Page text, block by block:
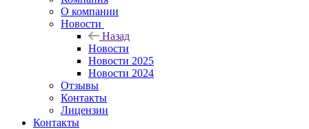
О компании
Новости
Назад
Новости
Новости 2025
Новости 2024
Отзывы
Контакты
Лицензии
Контакты